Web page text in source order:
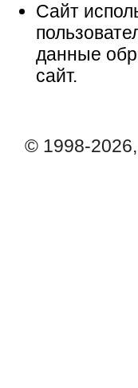
Сайт
данные
сайт.
© 1998-2026,